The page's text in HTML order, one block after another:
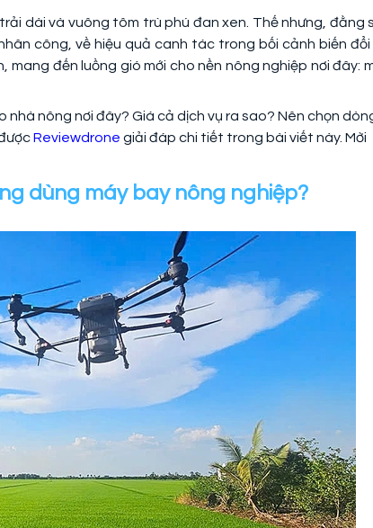
dài và vuông tôm trù phú đan xen. Thế nhưng, đằng
công, về hiệu quả canh tác trong bối cảnh biến đổi
đến luồng gió mới cho nền nông nghiệp nơi đây:
nhà nông nơi đây? Giá cả dịch vụ ra sao? Nên chọn
Reviewdrone giải đáp chi tiết trong bài viết này. Mời
dùng máy bay nông nghiệp?